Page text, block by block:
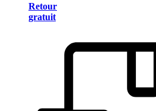
Retour
gratuit